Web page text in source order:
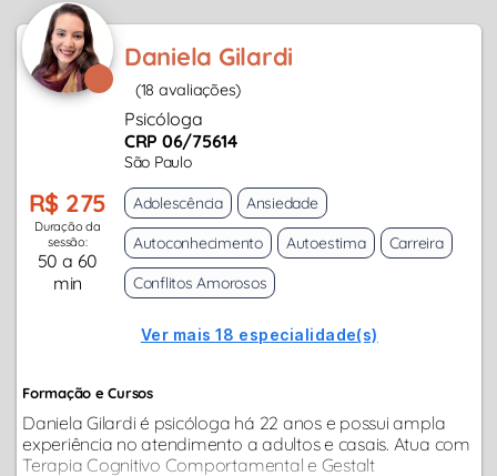
Daniela Gilardi
(18 avaliações)
Psicóloga
CRP 06/75614
São Paulo
R$ 275
Duração da
sessão:
50 a 60
min
Adolescência
Ansiedade
Autoconhecimento
Autoestima
Carreira
Conflitos Amorosos
Ver mais 18 especialidade(s)
Formação e Cursos
Daniela Gilardi é psicóloga há 22 anos e possui ampla
experiência no atendimento a adultos e casais. Atua com
Terapia Cognitivo Comportamental e Gestalt